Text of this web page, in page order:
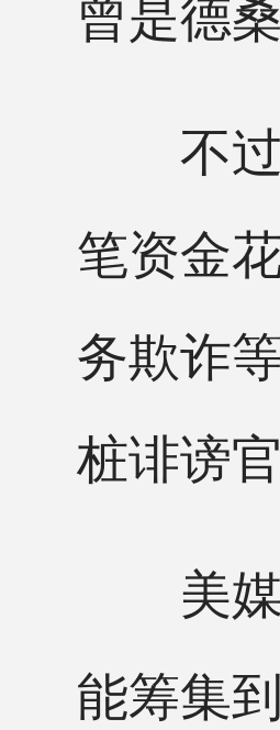
不过
笔资金
务欺诈
桩诽谤
美媒
能筹集